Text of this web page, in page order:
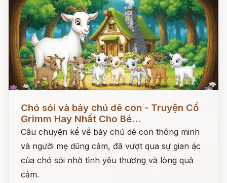
Chó sói và bảy chú dê con - Truyện Cổ
Grimm Hay Nhất Cho Bé...
Câu chuyện kể về bảy chú dê con thông minh
và người mẹ dũng cảm, đã vượt qua sự gian ác
của chó sói nhờ tình yêu thương và lòng quả
cảm.